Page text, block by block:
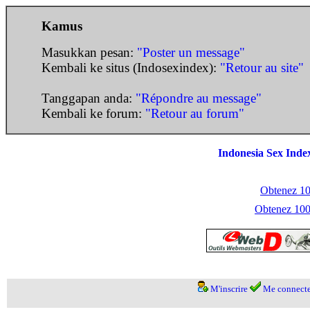
Kamus
Masukkan pesan: "Poster un message"
Kembali ke situs (Indosexindex): "Retour au site"
Tanggapan anda: "Répondre au message"
Kembali ke forum: "Retour au forum"
Indonesia Sex
Obtenez
Obtenez
M'inscrire Me